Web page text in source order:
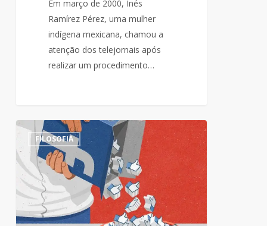
Em março de 2000, Inés
Ramírez Pérez, uma mulher
indígena mexicana, chamou a
atenção dos telejornais após
realizar um procedimento…
O
artista
John
Holcroft
ilustrou
alguns
problemas
FILOSOFIA